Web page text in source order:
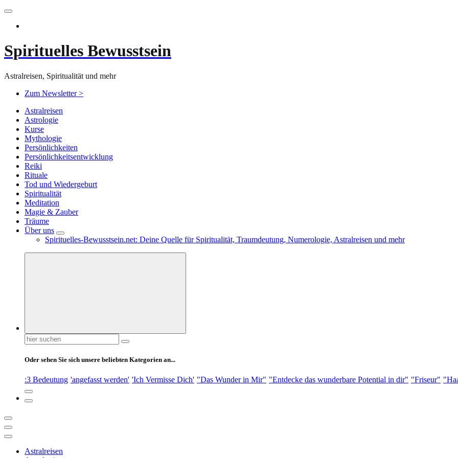
Zum
springen
Spirituelles Bewusstsein
Astralreisen, Spiritualität und mehr
Zum Newsletter >
Astralreisen
Astrologie
Kurse
Mythologie
Persönlichkeiten
Persönlichkeitsentwicklung
Reiki
Rituale
Tod und Wiedergeburt
Spiritualität
Meditation
Magie & Zauber
Träume
Über uns
Spirituelles-Bewusstsein.net: Deine Quelle für Spiritualität, Traumdeutung, Numerologie, Astralreisen und mehr
Suchen
nach:
Oder sehen Sie sich unsere beliebten Kategorien an...
:3 Bedeutung 'angefasst werden' 'Ich Vermisse Dich' "Das Wunder in Mir" "Entdecke das wunderbare Potential in dir" "Friseur"
Astralreisen